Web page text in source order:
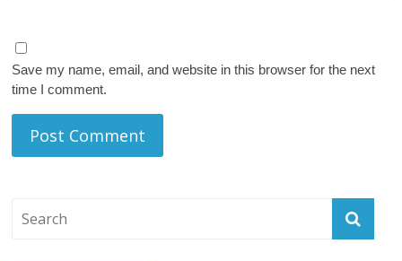
Save my name, email, and website in this browser for the next
time I comment.